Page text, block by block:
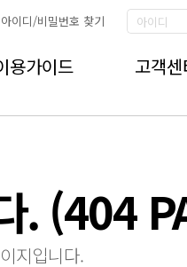
용가이드 고객센
아이디/비밀번호 찾기
. (404
지입니다.